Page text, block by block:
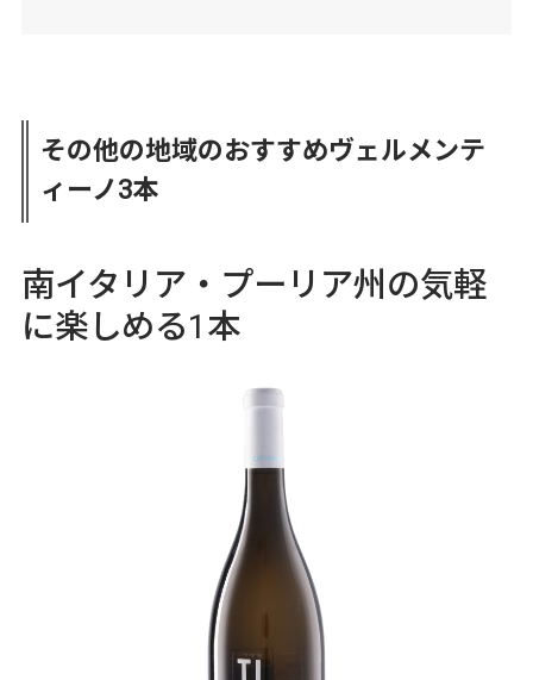
その他の地域のおすすめヴェルメンテ
ィーノ3本
南イタリア・プーリア州の気軽
に楽しめる1本